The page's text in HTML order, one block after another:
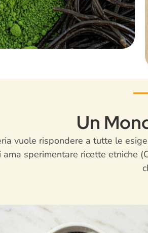
Un
vuole rispondere a tutte le
sperimentare ricette etniche